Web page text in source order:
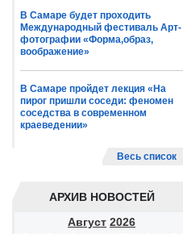
В Самаре будет проходить
Международный фестиваль Арт-
фотографии «Форма,образ,
воображение»
В Самаре пройдет лекция «На
пирог пришли соседи: феномен
соседства в современном
краеведении»
Весь список
АРХИВ НОВОСТЕЙ
Август 2026